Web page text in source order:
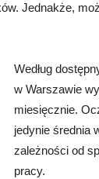
Jednakże,
Według
w Warszawie
miesięcznie.
jedynie średnia
zależności od
pracy.